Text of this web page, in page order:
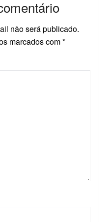
não será publicado.
marcados com*